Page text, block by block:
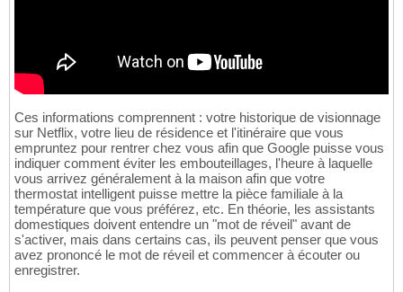
Ces informations comprennent : votre historique de visionnage
sur Netflix, votre lieu de résidence et l'itinéraire que vous
empruntez pour rentrer chez vous afin que Google puisse vous
indiquer comment éviter les embouteillages, l'heure à laquelle
vous arrivez généralement à la maison afin que votre
thermostat intelligent puisse mettre la pièce familiale à la
température que vous préférez, etc. En théorie, les assistants
domestiques doivent entendre un "mot de réveil" avant de
s'activer, mais dans certains cas, ils peuvent penser que vous
avez prononcé le mot de réveil et commencer à écouter ou
enregistrer.